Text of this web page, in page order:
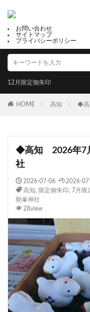
お問い合わせ
サイトマップ
プライバシーポリシー
12月限定御朱印
HOME 高知 ◆高
◆高知 2026年7
社
2026-07-06 2026-
高知, 限定御朱印, 7月限
朝峯神社
28view